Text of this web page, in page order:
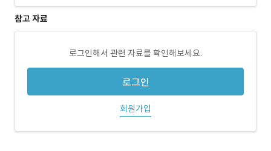
참고 자료
로그인해서 관련 자료를 확인해보세요.
로그인
회원가입